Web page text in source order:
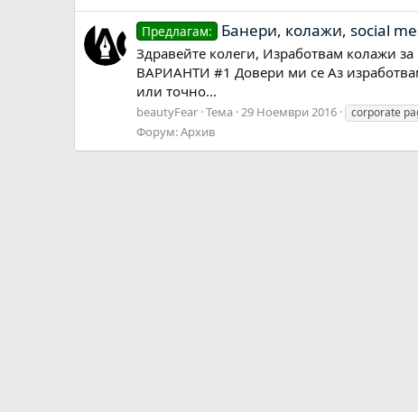
Предлагам: Банери, колажи, social
Здравейте колеги, Изработвам колажи
ВАРИАНТИ #1 Довери ми се Аз
или точно...
beautyFear Тема 29 Ноември 2016 corporate
Форум:Архив